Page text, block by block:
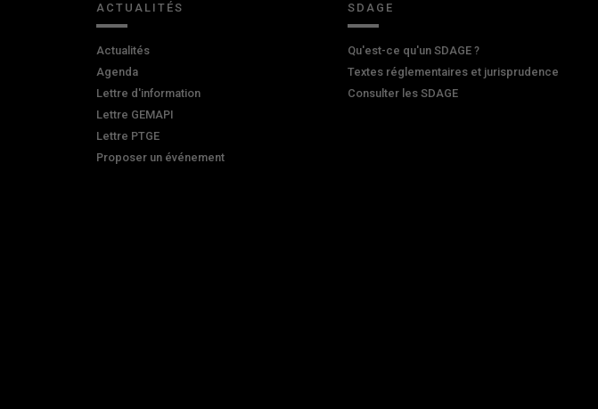
ACTUALITÉS
Actualités
Agenda
Lettre d'information
Lettre GEMAPI
Lettre PTGE
Proposer un événement
SDAGE
Qu'est-ce qu'un SDAGE ?
Textes réglementaires et jurisprudence
Consulter les SDAGE